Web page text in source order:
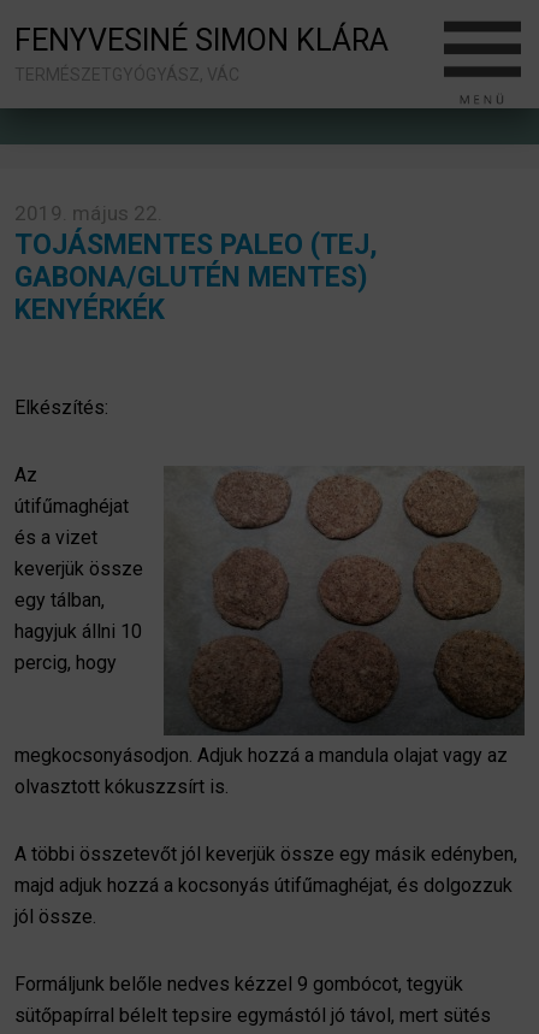
FENYVESINÉ SIMON KLÁRA
TERMÉSZETGYÓGYÁSZ, VÁC
2019. május 22.
TOJÁSMENTES PALEO (TEJ,
GABONA/GLUTÉN MENTES)
KENYÉRKÉK
Elkészítés:
Az
útifűmaghéjat
és a vizet
keverjük össze
egy tálban,
hagyjuk állni 10
percig, hogy
megkocsonyásodjon. Adjuk hozzá a mandula olajat vagy az
olvasztott kókuszzsírt is.
A többi összetevőt jól keverjük össze egy másik edényben,
majd adjuk hozzá a kocsonyás útifűmaghéjat, és dolgozzuk
jól össze.
Formáljunk belőle nedves kézzel 9 gombócot, tegyük
sütőpapírral bélelt tepsire egymástól jó távol, mert sütés